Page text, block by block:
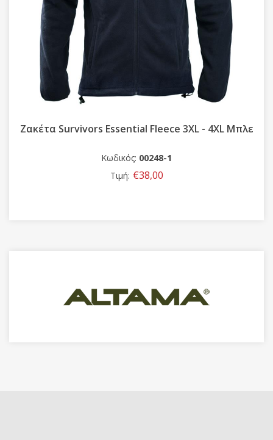
Ζακέτα Survivors Essential Fleece 3XL - 4XL Μπλε
Κωδικός: 00248-1
Τιμή: €38,00